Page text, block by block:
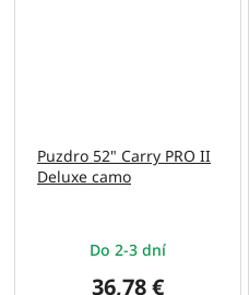
Puzdro 52" Carry PRO II
Deluxe camo
Do 2-3 dní
36,78 €